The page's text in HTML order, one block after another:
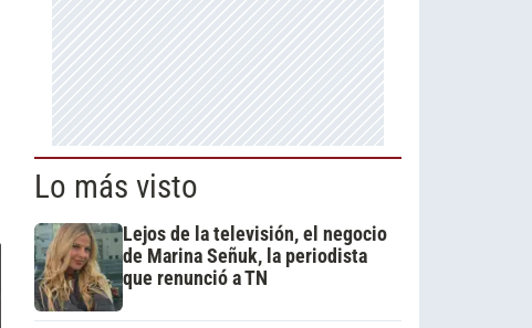
Lo más visto
Lejos de la televisión, el negocio
de Marina Señuk, la periodista
que renunció a TN